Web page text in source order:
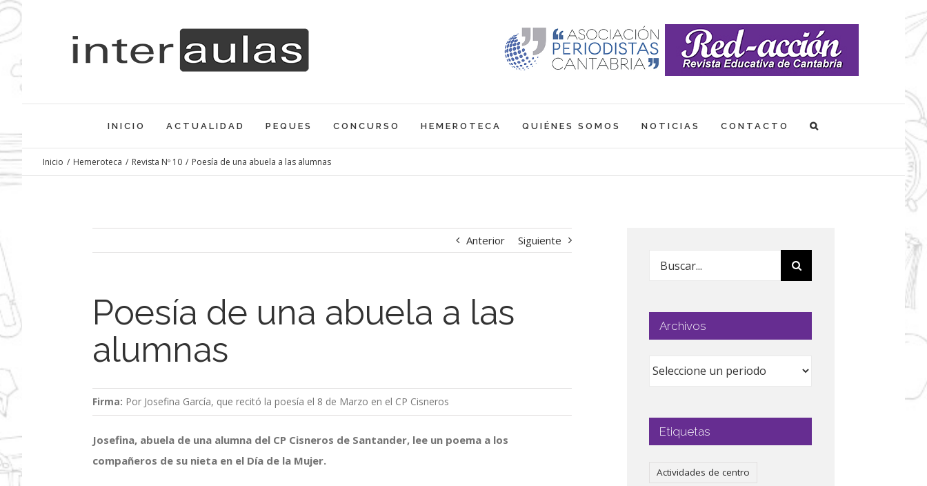
Saltar
al
INICIO ACTUALIDAD PEQUES CONCURSO HEMEROTECA QUIÉNES SOMOS NOTICIAS CONTACTO
Inicio / Hemeroteca / Revista Nº 10 / Poesía de una abuela a las alumnas
Anterior Siguiente
Poesía de una abuela a las
alumnas
Firma: Por Josefina García, que recitó la poesía el 8 de Marzo en el CP Cisneros
Josefina, abuela de una alumna del CP Cisneros de Santander, lee un poema a los
compañeros de su nieta en el Día de la Mujer.
Buscar:
Archivos
Etiquetas
Actividades de centro